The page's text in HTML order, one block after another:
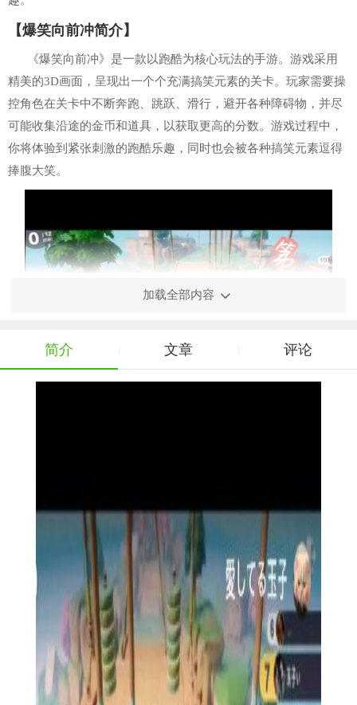
【爆笑向前冲简介】
《爆笑向前冲》是一款以跑酷为核心玩法的手游。游戏采用
精美的3D画面，呈现出一个个充满搞笑元素的关卡。玩家需要操
控角色在关卡中不断奔跑、跳跃、滑行，避开各种障碍物，并尽
可能收集沿途的金币和道具，以获取更高的分数。游戏过程中，
你将体验到紧张刺激的跑酷乐趣，同时也会被各种搞笑元素逗得
捧腹大笑。
加载全部内容
简介 文章 评论